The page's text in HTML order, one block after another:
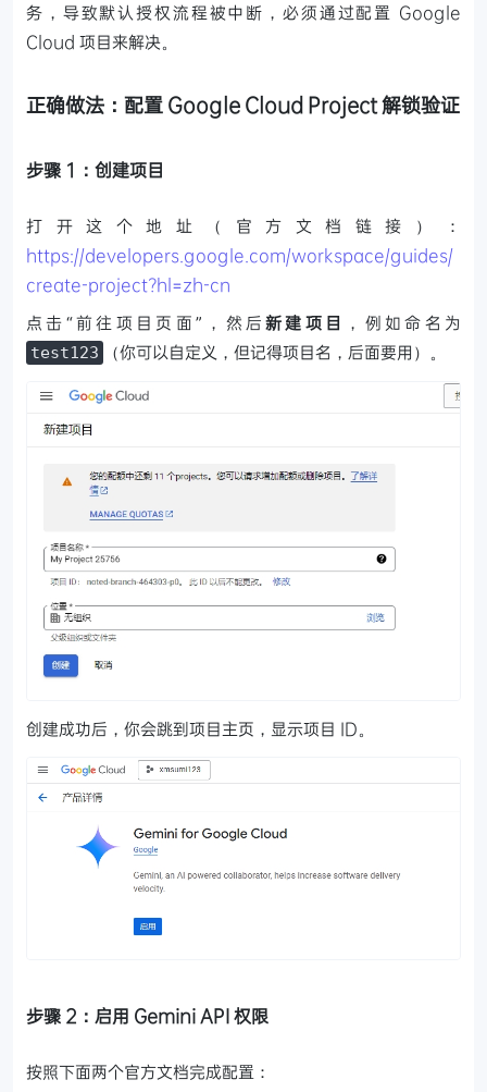
务，导致默认授权流程被中断，必须通过配置 Google
Cloud 项目来解决。
正确做法：配置 Google Cloud Project 解锁验证
步骤 1：创建项目
打开这个地址（官方文档链接）：
https://developers.google.com/workspace/guides/
create-project?hl=zh-cn
点击“前往项目页面”，然后新建项目 ，例如命名为
test123 （你可以自定义，但记得项目名，后面要用）。
创建成功后，你会跳到项目主页，显示项目 ID。
步骤 2：启用 Gemini API 权限
按照下面两个官方文档完成配置：